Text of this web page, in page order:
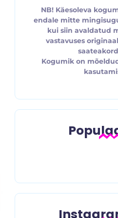
NB! Käesoleva
endale mitte
kui siin avaldatud
vastavuses
Kogumik on